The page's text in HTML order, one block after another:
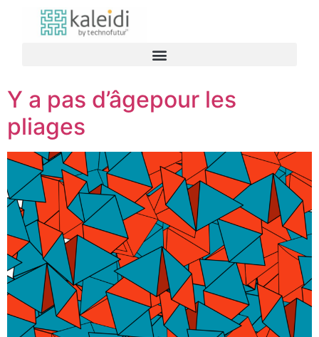
Y a pas d’âgepour les
pliages